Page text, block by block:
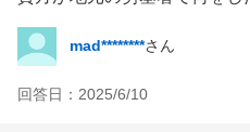
mad********さん
回答日： 2025/6/10